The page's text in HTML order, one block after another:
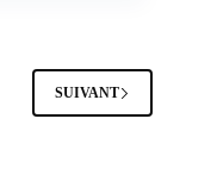
SUIVANT